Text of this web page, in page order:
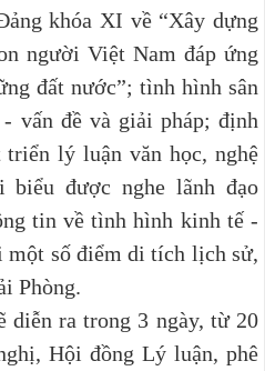
khóa XI về “Xây dựng
người Việt Nam đáp ứng
đất nước”; tình hình sân
vấn đề và giải pháp; định
lý luận văn học, nghệ
biểu được nghe lãnh đạo
tin về tình hình kinh tế -
một số điểm di tích lịch sử,
Phòng.
ra trong 3 ngày, từ 20
Hội đồng Lý luận, phê